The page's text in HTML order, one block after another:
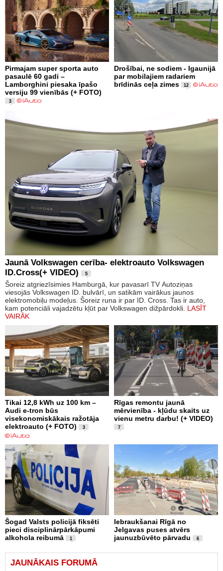
Pirmajam super sporta auto
pasaulē 60 gadi –
Lamborghini piesaka īpašo
versiju 99 vienībās (+ FOTO)
3
Drošībai, ne sodiem - Igaunijā
par mobilajiem radariem
brīdinās ceļa zimes
12
Jaunā Volkswagen cerība- elektroauto Volkswagen
ID.Cross(+ VIDEO)
5
Šoreiz atgriezīsimies Hamburgā, kur pavasarī TV Autoziņas
viesojās Volkswagen ID. bulvārī, un satikām vairākus jaunos
elektromobiļu modeļus. Šoreiz runa ir par ID. Cross. Tas ir auto,
kam potenciāli vajadzētu kļūt par Volkswagen dižpārdokli. LASĪT
VAIRĀK
Tikai 12,8 kWh uz 100 km –
Audi e-tron būs
visekonomiskākais ražotāja
elektroauto (+ FOTO)
3
Rīgas remontu jaunā
mērvienība - kļūdu skaits uz
vienu metru darbu! (+ VIDEO)
7
Šogad Valsts policijā fiksēti
pieci disciplinārpārkāpumi
alkohola reibumā
1
Iebraukšanai Rīgā no
Jelgavas puses atvērs
jaunuzbūvēto pārvadu
6
JAUNĀKAIS FORUMĀ